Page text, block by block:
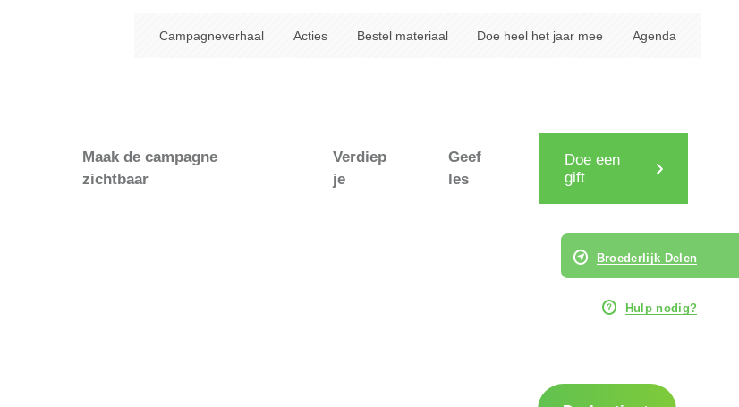
Campagneverhaal Acties Bestel materiaal Doe heel het jaar mee Agenda
Maak de campagne
zichtbaar
Verdiep
je
Geef
les
Doe een
gift
Broederlijk Delen
Hulp nodig?